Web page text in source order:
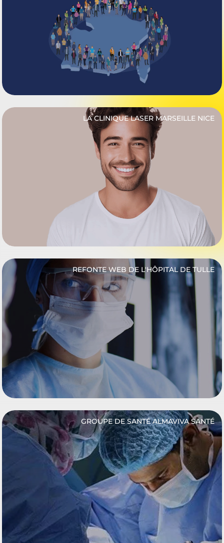
LA CLINIQUE LASER MARSEILLE NICE
REFONTE WEB DE L'HÔPITAL DE TULLE
GROUPE DE SANTÉ ALMAVIVA SANTÉ